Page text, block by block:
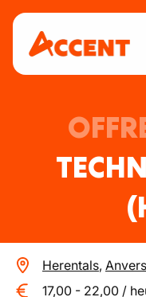
Herentals, Anvers
17,00 - 22,00 /